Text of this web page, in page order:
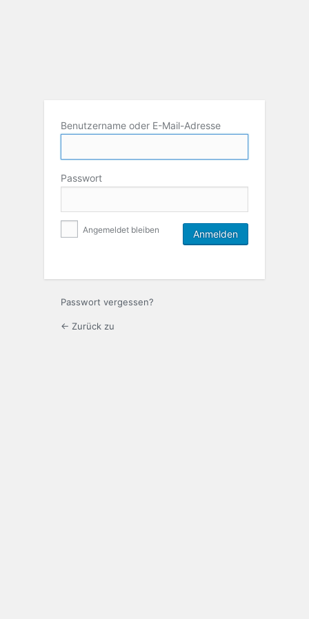
Benutzername oder E-Mail-Adresse
Passwort
Angemeldet bleiben
Passwort vergessen?
← Zurück zu